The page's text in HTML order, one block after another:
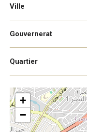
Ville
Gouvernerat
Quartier
+
−